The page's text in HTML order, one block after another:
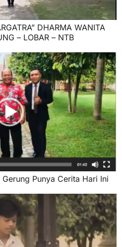
DHARMA WANITA
– LOBAR – NTB
Punya Cerita Hari Ini